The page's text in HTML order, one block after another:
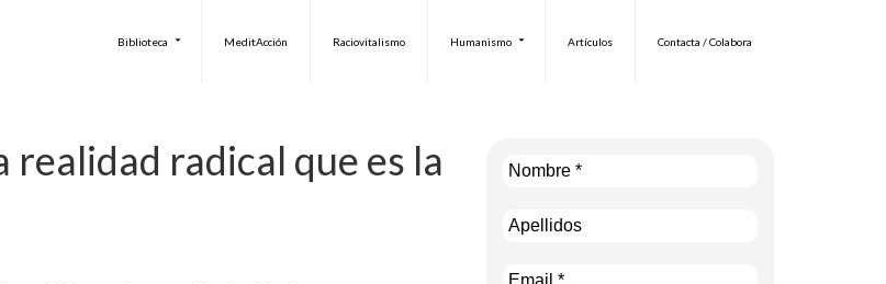
Biblioteca MeditAcción Raciovitalismo Humanismo Artículos Contacta / Colabora
realidad radical que es la